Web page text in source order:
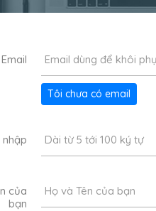
Email
Tôi chưa có email
nhập
của
bạn